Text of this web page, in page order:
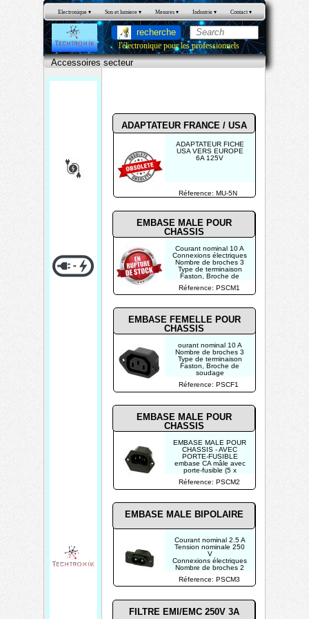
Electronique ▾ Son et lumiere ▾ Mesures ▾ Industrie ▾ Contact ▾
recherche
l'électronique pour les professionnels
Accessoires secteur
Réference: MU-5N
ADAPTATEUR FICHE
USA VERS EUROPE
6A 125V
Réference: PSCF1
Réference: PSCM1
Réference: PSCM2
ADAPTATEUR FRANCE / USA
EMBASE FEMELLE POUR
CHASSIS
EMBASE MALE POUR
CHASSIS
EMBASE MALE POUR
CHASSIS
ourant nominal 10 A
Nombre de broches 3
Type de terminaison
Faston, Broche de
soudage
Genre Femelle
EMBASE MALE POUR
CHASSIS - AVEC
PORTE-FUSIBLE
embase CA mâle avec
porte-fusible (5 x
6A / 250V
Courant nominal 10 A
Connexions électriques
Nombre de broches 3
Type de terminaison
Faston, Broche de
Connecteur IEC C13
FILTRE EMI/EMC 250V 3A
Acc
Réference: PSCM3
Courant nominal 2.5 A
Tension nominale 250
V
Connexions électriques
Nombre de broches 2
Broche de soudage
EMBASE MALE BIPOLAIRE